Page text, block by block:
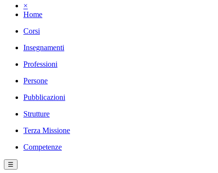
×
Home
Corsi
Insegnamenti
Professioni
Persone
Pubblicazioni
Strutture
Terza Missione
Competenze
☰